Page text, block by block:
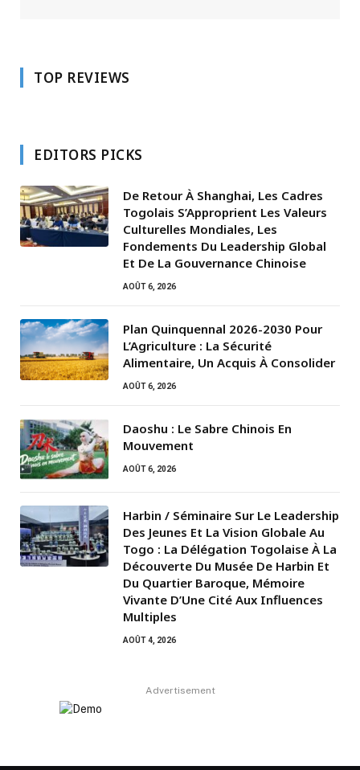
TOP REVIEWS
EDITORS PICKS
De Retour À Shanghai, Les Cadres
Togolais S’Approprient Les Valeurs
Culturelles Mondiales, Les
Fondements Du Leadership Global
Et De La Gouvernance Chinoise
AOÛT 6, 2026
Plan Quinquennal 2026-2030 Pour
L’Agriculture : La Sécurité
Alimentaire, Un Acquis À Consolider
AOÛT 6, 2026
Daoshu : Le Sabre Chinois En
Mouvement
AOÛT 6, 2026
Harbin / Séminaire Sur Le Leadership
Des Jeunes Et La Vision Globale Au
Togo : La Délégation Togolaise À La
Découverte Du Musée De Harbin Et
Du Quartier Baroque, Mémoire
Vivante D’Une Cité Aux Influences
Multiples
AOÛT 4, 2026
Advertisement